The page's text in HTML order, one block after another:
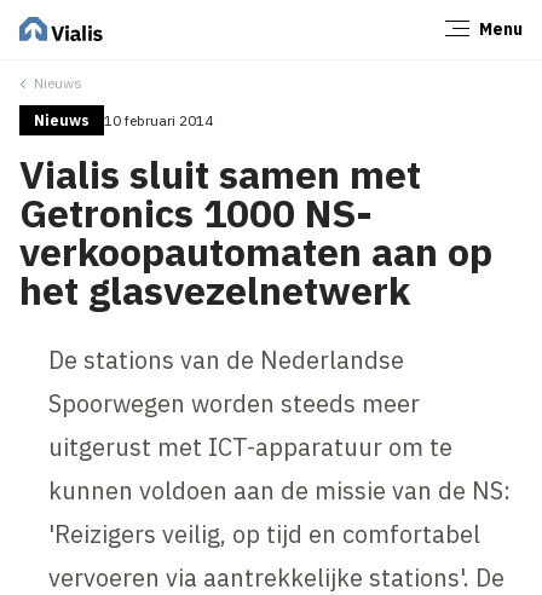
Menu
Nieuws
Nieuws 10 februari 2014
Vialis sluit samen met
Getronics 1000 NS-
verkoopautomaten aan op
het glasvezelnetwerk
De stations van de Nederlandse
Spoorwegen worden steeds meer
uitgerust met ICT-apparatuur om te
kunnen voldoen aan de missie van de NS:
'Reizigers veilig, op tijd en comfortabel
vervoeren via aantrekkelijke stations'. De
Sluiten